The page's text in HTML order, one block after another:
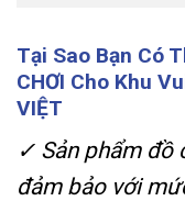
Tại Sao Bạn Có
CHƠI Cho Khu
VIỆT
✓ Sản phẩm đồ
đảm bảo với